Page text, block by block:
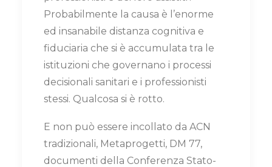
Probabilmente la causa è l’enorme
ed insanabile distanza cognitiva e
fiduciaria che si è accumulata tra le
istituzioni che governano i processi
decisionali sanitari e i professionisti
stessi. Qualcosa si è rotto.
E non può essere incollato da ACN
tradizionali, Metaprogetti, DM 77,
documenti della Conferenza Stato-